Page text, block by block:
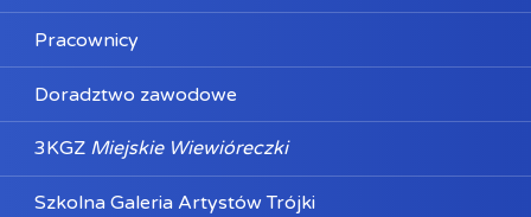
Pracownicy
Doradztwo zawodowe
3KGZ Miejskie Wiewióreczki
Szkolna Galeria Artystów Trójki